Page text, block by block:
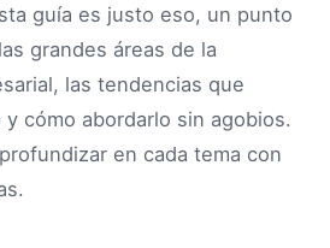
guía es justo eso, un punto
grandes áreas de la
las tendencias que
cómo abordarlo sin agobios.
en cada tema con